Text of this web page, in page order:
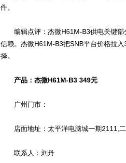
件。
编辑点评：杰微H61M-B3供电关键部
信赖。杰微H61M-B3把SNB平台价格拉
择。
产品：杰微H61M-B3 349元
广州门市：
店面地址：太平洋电脑城一期2111,二
联系人：刘丹